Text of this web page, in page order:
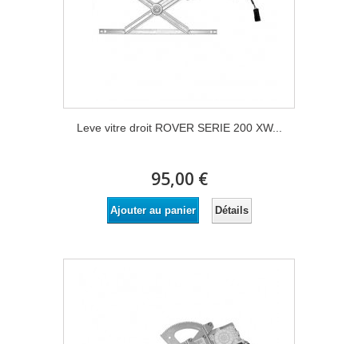
Leve vitre droit ROVER SERIE 200 XW...
95,00 €
Ajouter au panier Détails